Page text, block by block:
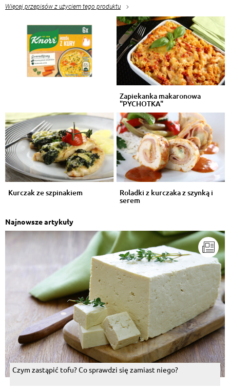
Więcej przepisów z użyciem tego produktu
Zapiekanka makaronowa
"PYCHOTKA"
Kurczak ze szpinakiem Roladki z kurczaka z szynką i
serem
Najnowsze artykuły
Czym zastąpić tofu? Co sprawdzi się zamiast niego?